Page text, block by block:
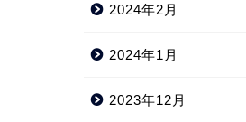
2024年2月
2024年1月
2023年12月